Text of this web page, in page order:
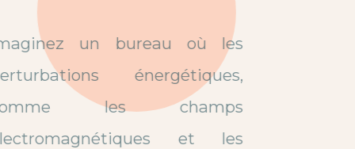
Imaginez un bureau où les
perturbations énergétiques,
comme les champs
électromagnétiques et les